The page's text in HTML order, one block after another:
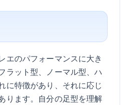
エのパフォーマンスに大き
ラット型、ノーマル型、ハ
に特徴があり、それに応じ
ります。自分の足型を理解